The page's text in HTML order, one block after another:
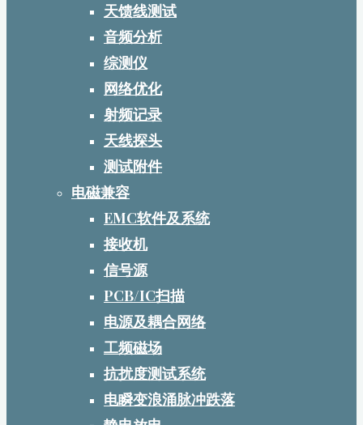
天馈线测试
音频分析
综测仪
网络优化
射频记录
天线探头
测试附件
电磁兼容
EMC软件及系统
接收机
信号源
PCB/IC扫描
电源及耦合网络
工频磁场
抗扰度测试系统
电瞬变浪涌脉冲跌落